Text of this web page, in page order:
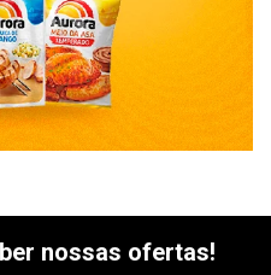
nossas ofertas!